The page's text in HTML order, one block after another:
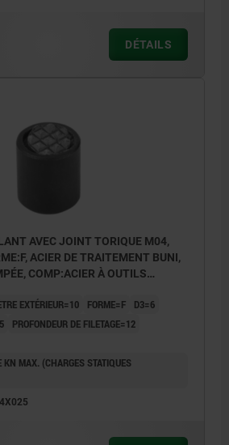
DÉTAILS
AVEC JOINT TORIQUE M04,
ACIER DE TRAITEMENT BUNI,
COMP:ACIER À OUTILS
EXTÉRIEUR=10 FORME=F
D3=6
PROFONDEUR DE FILETAGE=12
KN MAX. (CHARGES STATIQUES